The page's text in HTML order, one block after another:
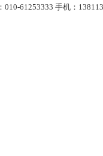
010-61253333 手机：